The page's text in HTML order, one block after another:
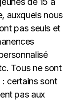
auxquels nous
pas seuls et
Tous ne sont
: certains sont
pas aux